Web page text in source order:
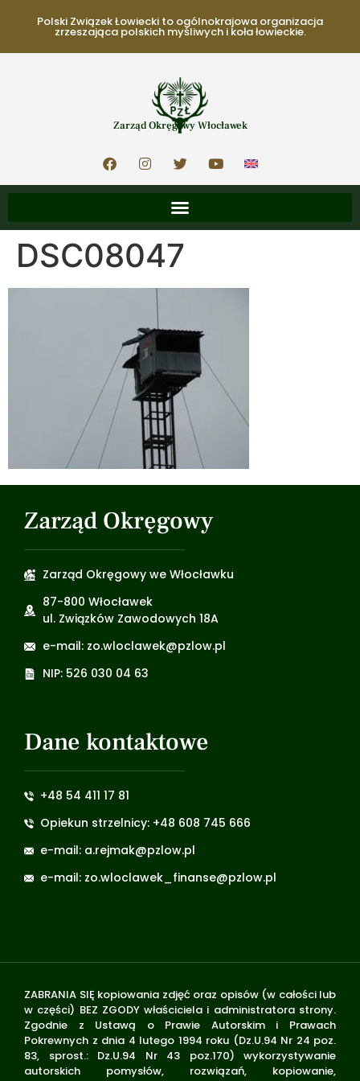
Polski Związek Łowiecki to ogólnokrajowa organizacja
zrzeszająca polskich myśliwych i koła łowieckie.
Zarząd Okręgowy Włocławek
DSC08047
Zarząd Okręgowy
Zarząd Okręgowy we Włocławku
87-800 Włocławek
ul. Związków Zawodowych 18A
e-mail: zo.wloclawek@pzlow.pl
NIP: 526 030 04 63
Dane kontaktowe
+48 54 411 17 81
Opiekun strzelnicy: +48 608 745 666
e-mail: a.rejmak@pzlow.pl
e-mail: zo.wloclawek_finanse@pzlow.pl
ZABRANIA SIĘ kopiowania zdjęć oraz opisów (w całości lub
w części) BEZ ZGODY właściciela i administratora strony.
Zgodnie z Ustawą o Prawie Autorskim i Prawach
Pokrewnych z dnia 4 lutego 1994 roku (Dz.U.94 Nr 24 poz.
83, sprost.: Dz.U.94 Nr 43 poz.170) wykorzystywanie
autorskich pomysłów, rozwiązań, kopiowanie,